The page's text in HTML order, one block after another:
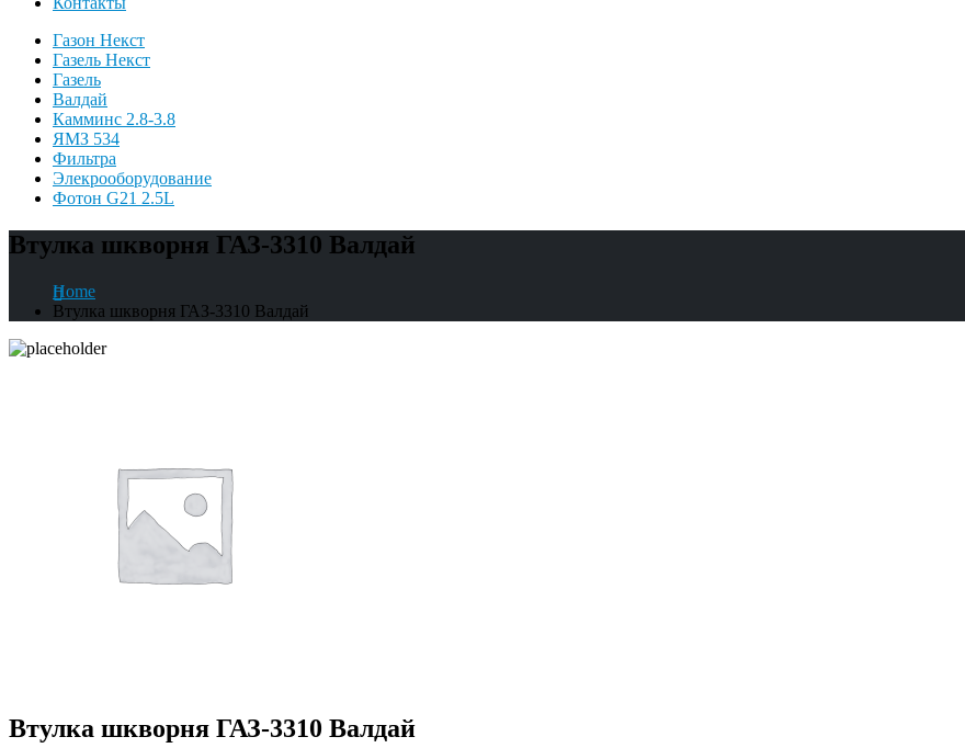
Газон Некст
Газель Некст
Газель
Валдай
Камминс 2.8-3.8
ЯМЗ 534
Фильтра
Элекрооборудование
Фотон G21 2.5L
Втулка шкворня ГАЗ-3310 Валдай
Home
Втулка шкворня ГАЗ-3310 Валдай
Втулка шкворня ГАЗ-3310 Валдай